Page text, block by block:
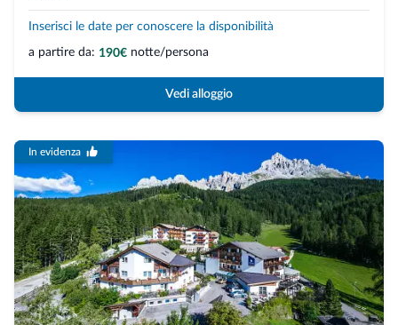
Inserisci le date per conoscere la disponibilità
a partire da: 190€ notte/persona
Vedi alloggio
In evidenza